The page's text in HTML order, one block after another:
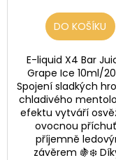
DO KOŠÍKU
E-liquid X4 Bar
Grape Ice 10ml/
Spojení sladkých
chladivého
efektu vytváří
ovocnou
příjemně
závěrem 🍇❄️